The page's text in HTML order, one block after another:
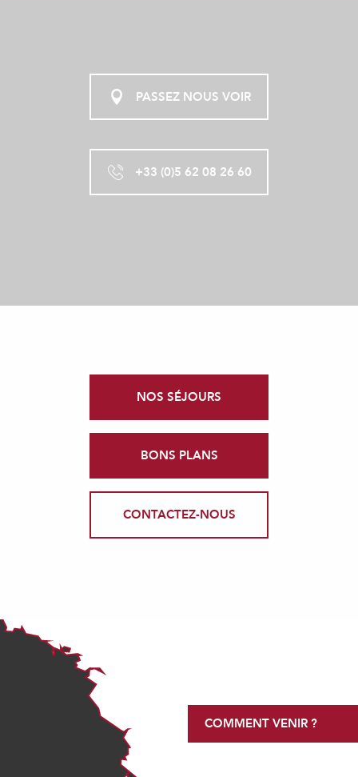
PASSEZ NOUS VOIR
+33 (0)5 62 08 26 60
NOS SÉJOURS
BONS PLANS
CONTACTEZ-NOUS
COMMENT VENIR ?